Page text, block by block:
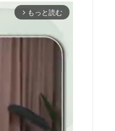
arrow_forward_ios もっと読む